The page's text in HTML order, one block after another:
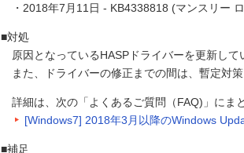
・2018年7月11日 - KB4338818 (マンスリー
■対処
原因となっているHASPドライバーを更新して
また、ドライバーの修正までの間は、暫定対策
詳細は、次の「よくあるご質問（FAQ)」にま
[Windows7] 2018年3月以降のWindows
■補足